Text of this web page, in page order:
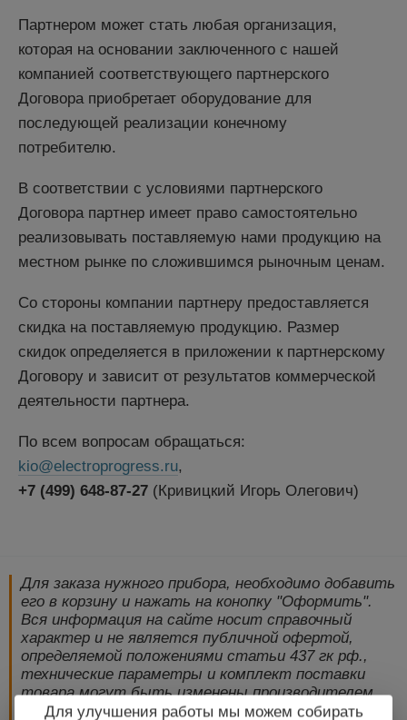
Партнером может стать любая организация,
которая на основании заключенного с нашей
компанией соответствующего партнерского
Договора приобретает оборудование для
последующей реализации конечному
потребителю.
В соответствии с условиями партнерского
Договора партнер имеет право самостоятельно
реализовывать поставляемую нами продукцию на
местном рынке по сложившимся рыночным ценам.
Со стороны компании партнеру предоставляется
скидка на поставляемую продукцию. Размер
скидок определяется в приложении к партнерскому
Договору и зависит от результатов коммерческой
деятельности партнера.
По всем вопросам обращаться:
kio@electroprogress.ru,
+7 (499) 648-87-27 (Кривицкий Игорь Олегович)
Для заказа нужного прибора, необходимо добавить
его в корзину и нажать на конопку "Оформить".
Вся информация на сайте носит справочный
характер и не является публичной офертой,
определяемой положениями статьи 437 гк рф.,
технические параметры и комплект поставки
товара могут быть изменены производителем
без предварительного уведомления!
Для улучшения работы мы можем собирать